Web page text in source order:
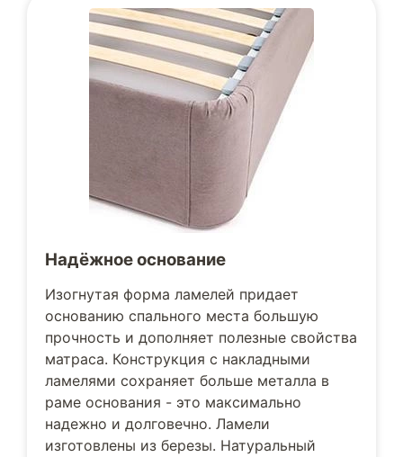
Надёжное основание
Изогнутая форма ламелей придает
основанию спального места большую
прочность и дополняет полезные свойства
матраса. Конструкция с накладными
ламелями сохраняет больше металла в
раме основания - это максимально
надежно и долговечно. Ламели
изготовлены из березы. Натуральный